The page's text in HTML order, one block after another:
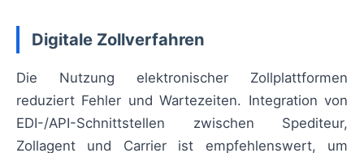
Digitale Zollverfahren
Die Nutzung elektronischer Zollplattformen
reduziert Fehler und Wartezeiten. Integration von
EDI-/API-Schnittstellen zwischen Spediteur,
Zollagent und Carrier ist empfehlenswert, um